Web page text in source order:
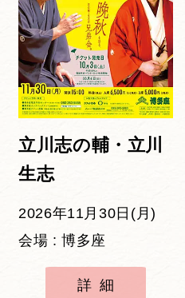
立川志の輔・立川
生志
2026年11月30日(月)
会場 : 博多座
詳細